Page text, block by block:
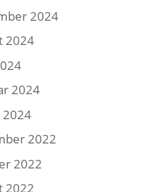
2024
2024
2024
2024
2022
2022
2022